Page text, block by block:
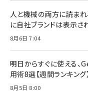
人と機械の両方に読まれ
に自社ブランドは表示さ
8月6日 7:04
明日からすぐに使える
用術8選【週間ランキング
8月5日 8:00